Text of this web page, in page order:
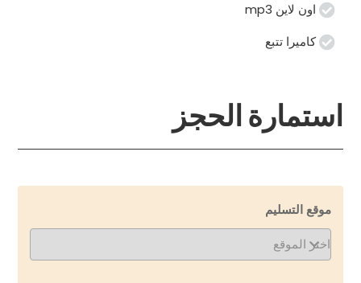
اون لاين mp3
كاميرا تتبع
استمارة الحجز
موقع التسليم